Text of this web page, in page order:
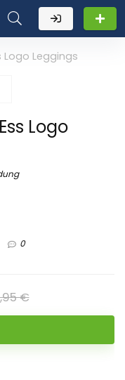
Logo Leggings
Logo
0
€